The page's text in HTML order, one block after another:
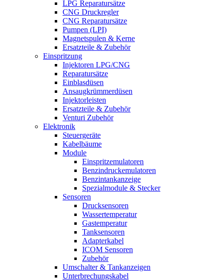
LPG Reparatursätze
CNG Druckregler
CNG Reparatursätze
Pumpen (LPI)
Magnetspulen & Kerne
Ersatzteile & Zubehör
Einspritzung
Injektoren LPG/CNG
Reparatursätze
Einblasdüsen
Ansaugkrümmerdüsen
Injektorleisten
Ersatzteile & Zubehör
Venturi Zubehör
Elektronik
Steuergeräte
Kabelbäume
Module
Einspritzemulatoren
Benzindruckemulatoren
Benzintankanzeige
Spezialmodule & Stecker
Sensoren
Drucksensoren
Wassertemperatur
Gastemperatur
Tanksensoren
Adapterkabel
ICOM Sensoren
Zubehör
Umschalter & Tankanzeigen
Unterbrechungskabel